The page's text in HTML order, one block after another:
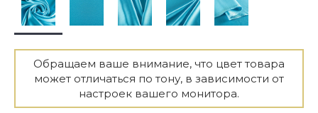
Обращаем ваше внимание, что цвет товара
может отличаться по тону, в зависимости от
настроек вашего монитора.